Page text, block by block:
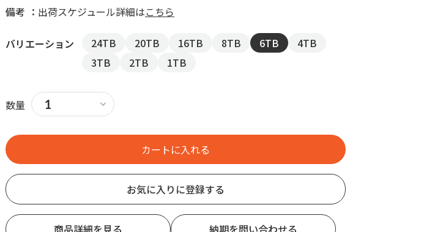
備考
出荷スケジュール詳細はこちら
24TB 20TB 16TB 8TB 6TB
4TB
3TB
2TB 1TB
数量
お気に入りに登録する
商品詳細を見る 納期を問い合わせる